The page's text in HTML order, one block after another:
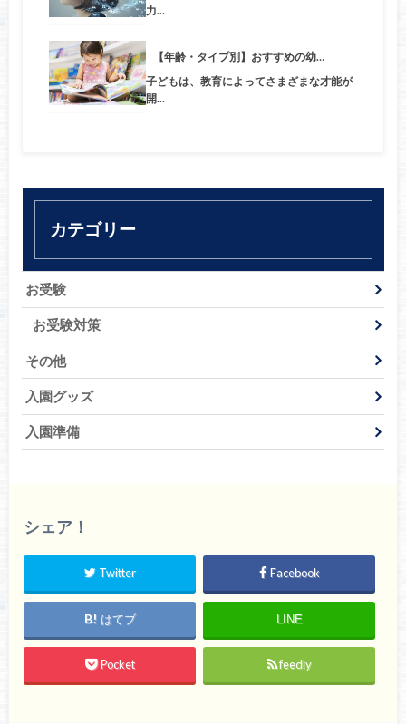
力…
【年齢・タイプ別】おすすめの幼…
子どもは、教育によってさまざまな才能が
開…
カテゴリー
お受験
お受験対策
その他
入園グッズ
入園準備
シェア！
Twitter Facebook
はてブ LINE
Pocket feedly